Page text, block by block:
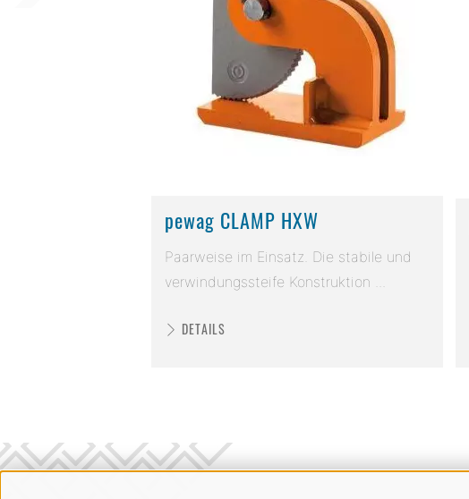
pewag CLAMP HXW
Paarweise im Einsatz. Die stabile und
verwindungssteife Konstruktion ...
DETAILS